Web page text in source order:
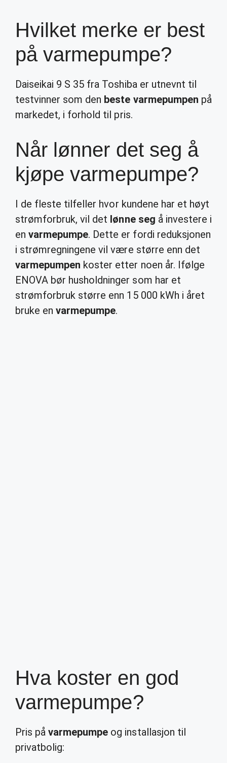
Hvilket merke er best
på varmepumpe?
Daiseikai 9 S 35 fra Toshiba er utnevnt til
testvinner som den beste varmepumpen på
markedet, i forhold til pris.
Når lønner det seg å
kjøpe varmepumpe?
I de fleste tilfeller hvor kundene har et høyt
strømforbruk, vil det lønne seg å investere i
envarmepumpe. Dette er fordi reduksjonen
i strømregningene vil være større enn det
varmepumpen koster etter noen år. Ifølge
ENOVA bør husholdninger som har et
strømforbruk større enn 15 000 kWh i året
bruke envarmepumpe.
Hva koster en god
varmepumpe?
Pris påvarmepumpe og installasjon til
privatbolig: